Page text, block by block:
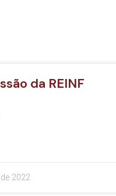
da REINF
2022